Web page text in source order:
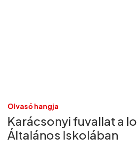
Olvasó hangja
Karácsonyi fuvallat a
Általános Iskolában